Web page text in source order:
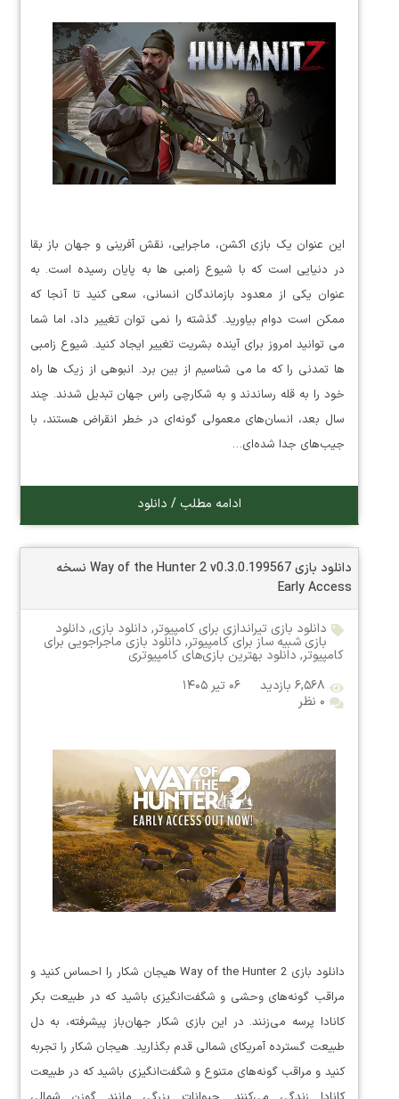
این عنوان یک بازی اکشن، ماجرایی، نقش آفرینی و جهان باز بقا
در دنیایی است که با شیوع زامبی ها به پایان رسیده است. به
عنوان یکی از معدود بازماندگان انسانی، سعی کنید تا آنجا که
ممکن است دوام بیاورید. گذشته را نمی توان تغییر داد، اما شما
می توانید امروز برای آینده بشریت تغییر ایجاد کنید. شیوع زامبی
ها تمدنی را که ما می شناسیم از بین برد. انبوهی از زیک ها راه
خود را به قله رساندند و به شکارچی راس جهان تبدیل شدند. چند
سال بعد، انسان‌های معمولی گونه‌ای در خطر انقراض هستند، با
جیب‌های جدا شده‌ای…
ادامه مطلب / دانلود
دانلود بازی Way of the Hunter 2 v0.3.0.199567 نسخه
Early Access
دانلود بازی تیراندازی برای کامپیوتر, دانلود بازی, دانلود
بازی شبیه ساز برای کامپیوتر, دانلود بازی ماجراجویی برای
کامپیوتر, دانلود بهترین بازی‌های کامپیوتری
۶,۵۶۸ بازدید
۰۶ تیر ۱۴۰۵
۰ نظر
دانلود بازی Way of the Hunter 2 هیجان شکار را احساس کنید و
مراقب گونه‌های وحشی و شگفت‌انگیزی باشید که در طبیعت بکر
کانادا پرسه می‌زنند. در این بازی شکار جهان‌باز پیشرفته، به دل
طبیعت گسترده آمریکای شمالی قدم بگذارید. هیجان شکار را تجربه
کنید و مراقب گونه‌های متنوع و شگفت‌انگیزی باشید که در طبیعت